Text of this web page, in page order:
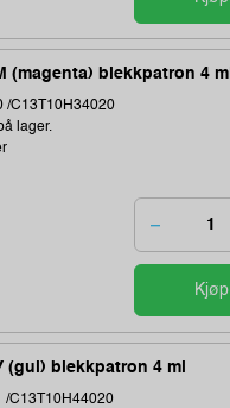
(magenta) blekkpatron 4 ml
/C13T10H34020
lager.
Kjøp
(gul) blekkpatron 4 ml
/C13T10H44020